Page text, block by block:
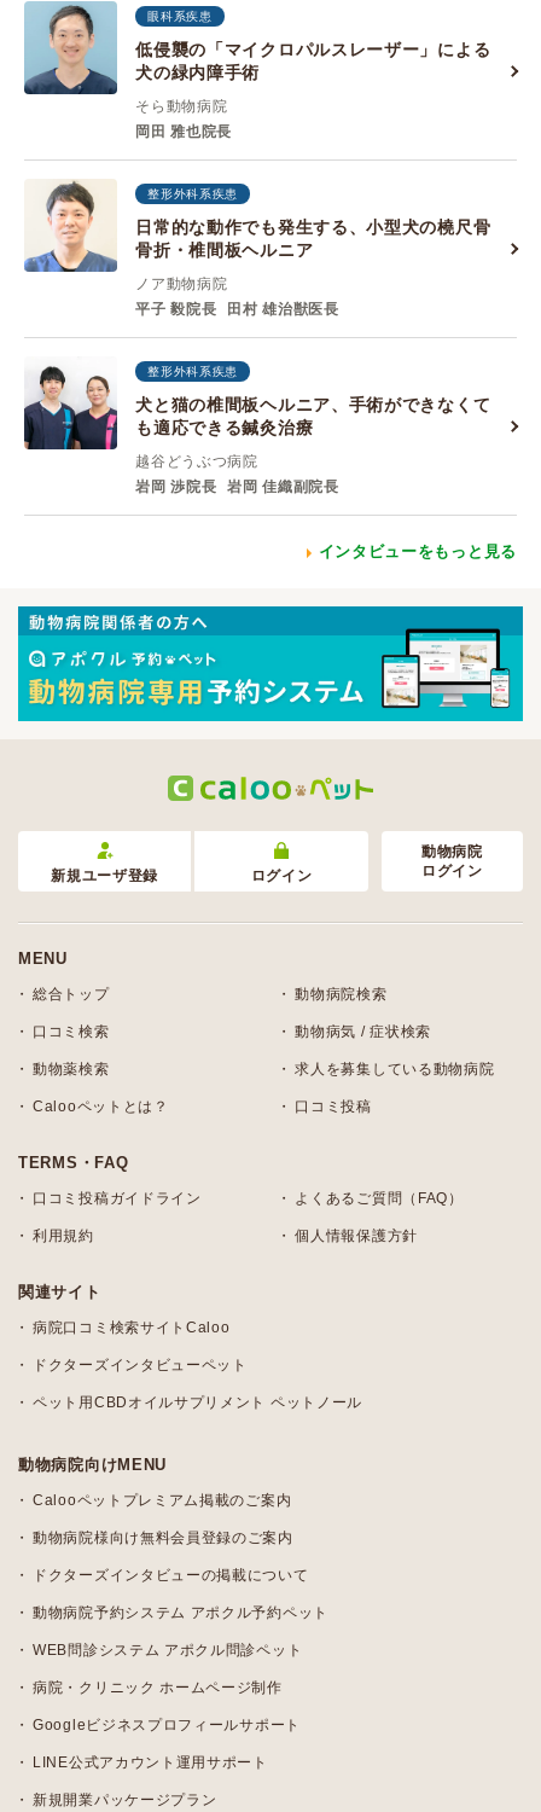
眼科系疾患
低侵襲の「マイクロパルスレーザー」による
犬の緑内障手術
そら動物病院
岡田 雅也院長
整形外科系疾患
日常的な動作でも発生する、小型犬の橈尺骨
骨折・椎間板ヘルニア
ノア動物病院
平子 毅院長
田村 雄治獣医長
整形外科系疾患
犬と猫の椎間板ヘルニア、手術ができなくて
も適応できる鍼灸治療
越谷どうぶつ病院
岩岡 渉院長
岩岡 佳織副院長
インタビューをもっと見る
新規ユーザ登録 ログイン
動物病院
ログイン
MENU
総合トップ 動物病院検索
口コミ検索 動物病気 / 症状検索
動物薬検索 求人を募集している動物病院
Calooペットとは？ 口コミ投稿
TERMS・FAQ
口コミ投稿ガイドライン よくあるご質問（FAQ）
利用規約 個人情報保護方針
関連サイト
病院口コミ検索サイトCaloo
ドクターズインタビューペット
ペット用CBDオイルサプリメント ペットノール
動物病院向けMENU
Calooペットプレミアム掲載のご案内
動物病院様向け無料会員登録のご案内
ドクターズインタビューの掲載について
動物病院予約システム アポクル予約ペット
WEB問診システム アポクル問診ペット
病院・クリニック ホームページ制作
Googleビジネスプロフィールサポート
LINE公式アカウント運用サポート
新規開業パッケージプラン